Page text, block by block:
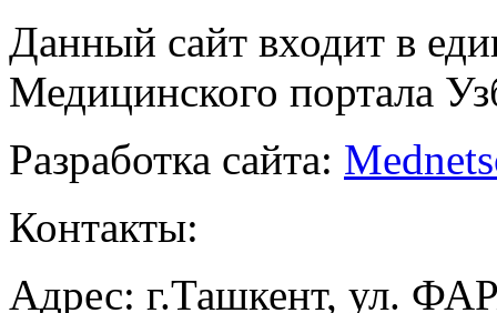
Данный сайт входит в
Медицинского портала
Разработка сайта:
Контакты:
Адрес: г.Ташкент, ул.